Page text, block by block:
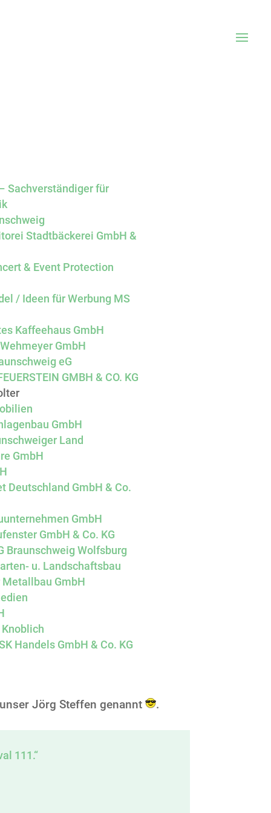
Sachverständiger für
Stadtbäckerei GmbH &
& Event Protection
/ Ideen für Werbung MS
Kaffeehaus GmbH
GmbH
eG
GMBH & CO. KG
GmbH
Land
GmbH
Deutschland GmbH & Co.
GmbH
GmbH & Co. KG
Braunschweig Wolfsburg
u. Landschaftsbau
GmbH
Handels GmbH & Co. KG
Jörg Steffen genannt .
111.“